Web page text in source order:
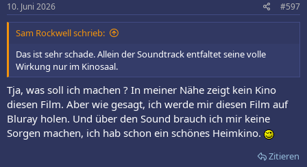
e
n
10. Juni 2026 #597
Sam Rockwell schrieb:
Das ist sehr schade. Allein der Soundtrack entfaltet seine volle
Wirkung nur im Kinosaal.
Tja, was soll ich machen ? In meiner Nähe zeigt kein Kino
diesen Film. Aber wie gesagt, ich werde mir diesen Film auf
Bluray holen. Und über den Sound brauch ich mir keine
Sorgen machen, ich hab schon ein schönes Heimkino.
Zitieren